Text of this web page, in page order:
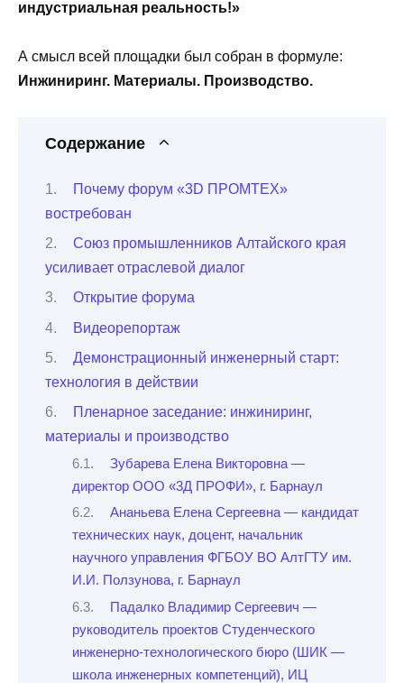
индустриальная реальность!»
А смысл всей площадки был собран в формуле:
Инжиниринг. Материалы. Производство.
Содержание
Почему форум «3D ПРОМТЕХ»
востребован
Союз промышленников Алтайского края
усиливает отраслевой диалог
Открытие форума
Видеорепортаж
Демонстрационный инженерный старт:
технология в действии
Пленарное заседание: инжиниринг,
материалы и производство
Зубарева Елена Викторовна —
директор ООО «3Д ПРОФИ», г. Барнаул
Ананьева Елена Сергеевна — кандидат
технических наук, доцент, начальник
научного управления ФГБОУ ВО АлтГТУ им.
И.И. Ползунова, г. Барнаул
Падалко Владимир Сергеевич —
руководитель проектов Студенческого
инженерно-технологического бюро (ШИК —
школа инженерных компетенций), ИЦ